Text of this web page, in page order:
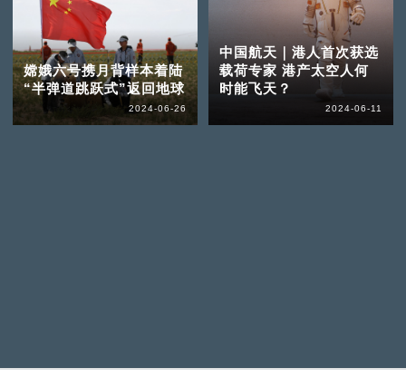
嫦娥六号携月背样本着陆
“半弹道跳跃式”返回地球
2024-06-26
中国航天｜港人首次获选
载荷专家 港产太空人何
时能飞天？
2024-06-11